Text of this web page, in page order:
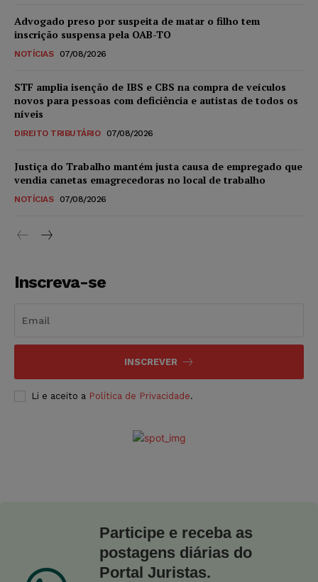
Advogado preso por suspeita de matar o filho tem
inscrição suspensa pela OAB-TO
NOTÍCIAS 07/08/2026
STF amplia isenção de IBS e CBS na compra de veículos
novos para pessoas com deficiência e autistas de todos os
níveis
DIREITO TRIBUTÁRIO 07/08/2026
Justiça do Trabalho mantém justa causa de empregado que
vendia canetas emagrecedoras no local de trabalho
NOTÍCIAS 07/08/2026
Inscreva-se
INSCREVER
Li e aceito a Política de Privacidade.
Participe e receba as
postagens diárias do
Portal Juristas.